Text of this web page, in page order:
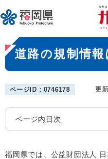
ー
ジ
先
頭
で
メニューを
本
文
道路の規制情
ページID：0746178 更
ページ内目次
福岡県では、公益財団法人